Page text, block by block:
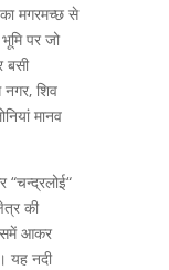
मगरमच्छ से
पर जो
बसी
नगर, शिव
मानव
की
आकर
यह नदी